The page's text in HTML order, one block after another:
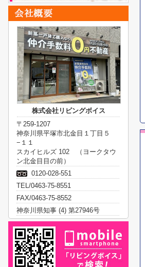
株式会社リビングボイス
〒259-1207
神奈川県平塚市北金目１丁目５
−１１
スカイヒルズ 102 （ヨークタウ
ン北金目目の前）
0120-028-551
TEL/0463-75-8551
FAX/0463-75-8552
神奈川県知事 (4) 第27946号